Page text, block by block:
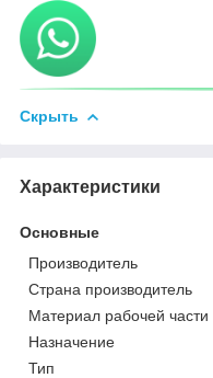
Скрыть
Характеристики
Основные
Производитель
Страна производитель
Материал рабочей части
Назначение
Тип